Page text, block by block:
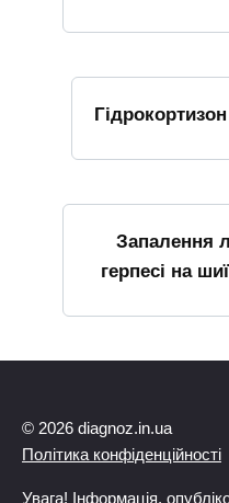
Запалення
герпесі на
© 2026 diagnoz.in.ua
Політика конфіденційності
Увага! Інформація,